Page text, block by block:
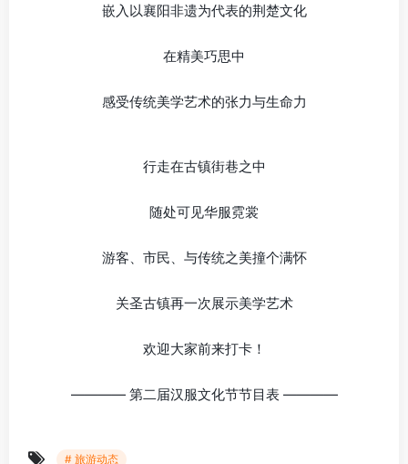
嵌入以襄阳非遗为代表的荆楚文化
在精美巧思中
感受传统美学艺术的张力与生命力
行走在古镇街巷之中
随处可见华服霓裳
游客、市民、与传统之美撞个满怀
关圣古镇再一次展示美学艺术
欢迎大家前来打卡！
———— 第二届汉服文化节节目表 ————
# 旅游动态